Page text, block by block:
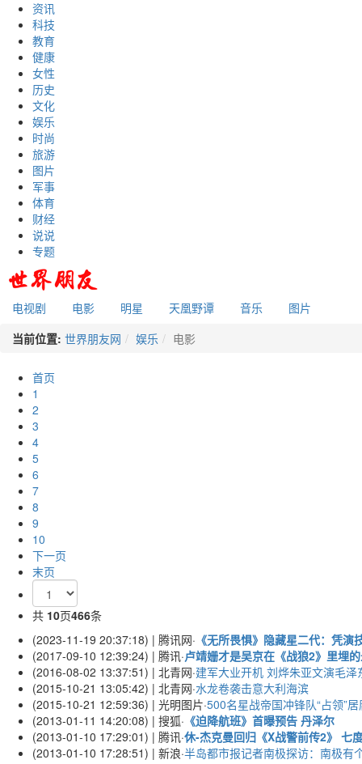
资讯
科技
教育
健康
女性
历史
文化
娱乐
时尚
旅游
图片
军事
体育
财经
说说
专题
电视剧 电影 明星 天凰野谭 音乐
图片
当前位置: 世界朋友网 娱乐 电影
首页
1
2
3
4
5
6
7
8
9
10
下一页
末页
共 10页466条
(2023-11-19 20:37:18) | 腾讯网· 《无所畏惧》隐藏星二代：凭
(2017-09-10 12:39:24) | 腾讯·卢靖姗才是吴京在《战狼2》里埋
(2016-08-02 13:37:51) | 北青网·建军大业开机 刘烨朱亚文演毛泽
(2015-10-21 13:05:42) | 北青网·水龙卷袭击意大利海滨
(2015-10-21 12:59:36) | 光明图片·500名星战帝国冲锋队“占领”
(2013-01-11 14:20:08) | 搜狐· 《迫降航班》首曝预告 丹泽尔
(2013-01-10 17:29:01) | 腾讯·休-杰克曼回归《X战警前传2》 七
(2013-01-10 17:28:51) | 新浪·半岛都市报记者南极探访：南极有